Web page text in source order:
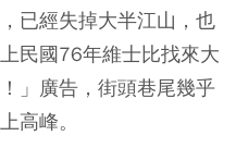
已經失掉大半江山，也
民國76年維士比找來大
」廣告，街頭巷尾幾乎
高峰。